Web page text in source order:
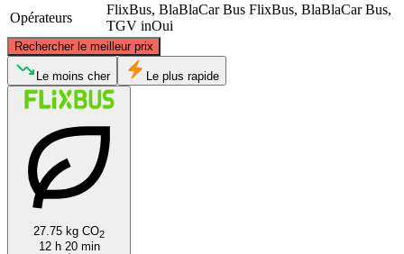
Opérateurs
FlixBus, BlaBlaCar Bus FlixBus, BlaBlaCar Bus,
TGV inOui
Rechercher le meilleur prix
Bordeaux
Le moins cher Le plus rapide
27.75 kg CO2
12 h 20 min